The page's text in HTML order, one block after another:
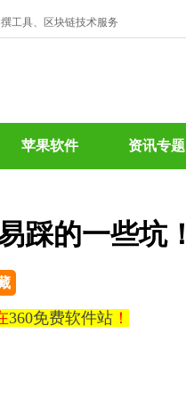
工具、区块链技术服务
苹果软件 资讯专题
踩的一些坑！
360免费软件站 ！